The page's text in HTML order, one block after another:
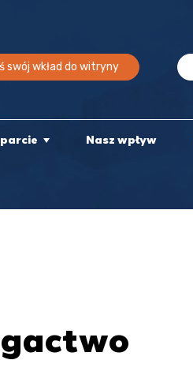
swój wkład do witryny
Nasz wpływ